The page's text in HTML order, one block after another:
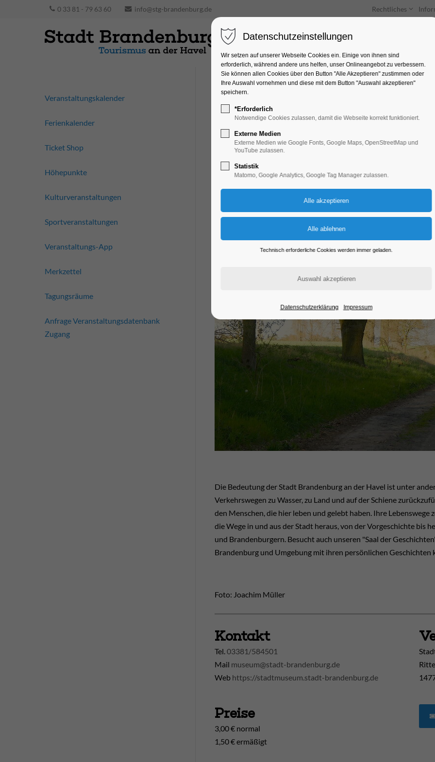
0 33 81 - 79 63 60 info@stg-brandenburg.de Rechtliches
Unterkünfte Entdecken & Erleben
Sonderausstellung
Ausstellung, Kinder, Jugend, Kunst,
26.07.2026, 13:00–17:00
Die Bedeutung der Stadt Brandenburg an der Havel ist unter
Verkehrswegen zu Wasser, zu Land und auf der Schiene
den Menschen, die hier leben und gelebt haben. Ihre
die Wege in und aus der Stadt heraus, von der Vorgeschichte bis
und Brandenburgern. Besucht auch unseren "Saal der
Brandenburg und Umgebung mit ihren persönlichen Geschichten
Foto: Joachim Müller
Kontakt
Tel. 03381/584501
Mail museum@stadt-brandenburg.de
Web https://stadtmuseum.stadt-brandenburg.de
Preise
3,00 € normal
1,50 € ermäßigt
Veranstaltungskalender
Ferienkalender
Ticket Shop
Höhepunkte
Kulturveranstaltungen
Sportveranstaltungen
Veranstaltungs-App
Merkzettel
Tagungsräume
Anfrage Veranstaltungsdatenbank
Zugang
Datenschutzeinstellungen
Wir setzen auf unserer Webseite Cookies ein. Einige von ihnen sind
erforderlich, während andere uns helfen, unser Onlineangebot zu verbessern.
Sie können allen Cookies über den Button "Alle Akzeptieren" zustimmen oder
Ihre Auswahl vornehmen und diese mit dem Button "Auswahl akzeptieren"
speichern.
*Erforderlich
Notwendige Cookies zulassen, damit die Webseite korrekt funktioniert.
Externe Medien
Externe Medien wie Google Fonts, Google Maps, OpenStreetMap und
YouTube zulassen.
Statistik
Matomo, Google Analytics, Google Tag Manager zulassen.
Technisch erforderliche Cookies werden immer geladen.
Datenschutzerklärung Impressum